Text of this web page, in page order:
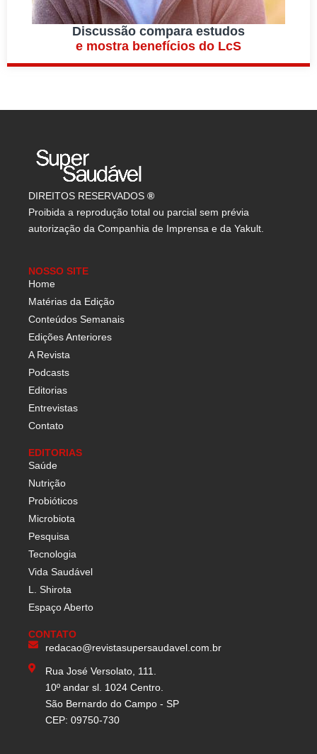
Discussão compara estudos
e mostra benefícios do LcS
DIREITOS RESERVADOS ®
Proibida a reprodução total ou parcial sem prévia
autorização da Companhia de Imprensa e da Yakult.
NOSSO SITE
Home
Matérias da Edição
Conteúdos Semanais
Edições Anteriores
A Revista
Podcasts
Editorias
Entrevistas
Contato
EDITORIAS
Saúde
Nutrição
Probióticos
Microbiota
Pesquisa
Tecnologia
Vida Saudável
L. Shirota
Espaço Aberto
CONTATO
redacao@revistasupersaudavel.com.br
Rua José Versolato, 111.
10º andar sl. 1024 Centro.
São Bernardo do Campo - SP
CEP: 09750-730